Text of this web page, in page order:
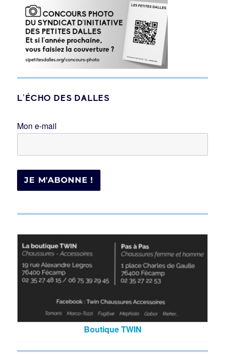
L’ÉCHO DES DALLES
Mon e-mail
Boutique TWIN